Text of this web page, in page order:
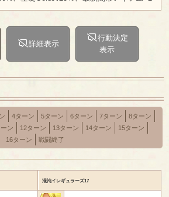
詳細表示
行動決定
表示
4ターン 5ターン 6ターン 7ターン
8ターン
ン 12ターン 13ターン 14ターン
15ターン
16ターン
戦闘終了
混沌イレギュラーズ17